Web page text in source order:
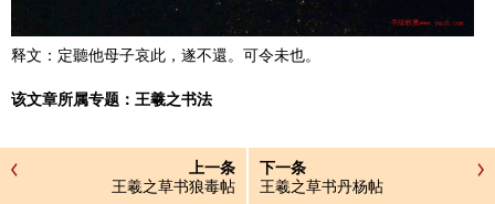
释文：定聽他母子哀此，遂不還。可令未也。
该文章所属专题： 王羲之书法
上一条
王羲之草书狼毒帖
下一条
王羲之草书丹杨帖